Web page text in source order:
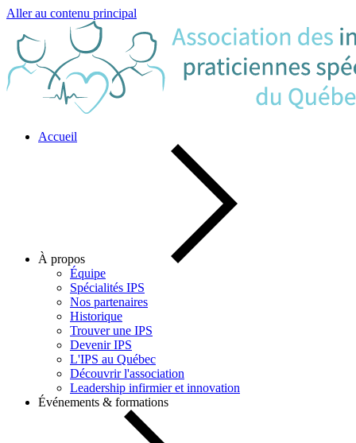
Aller au contenu principal
Accueil
À propos
Équipe
Spécialités IPS
Nos partenaires
Historique
Trouver une IPS
Devenir IPS
L'IPS au Québec
Découvrir l'association
Leadership infirmier et innovation
Événements & formations